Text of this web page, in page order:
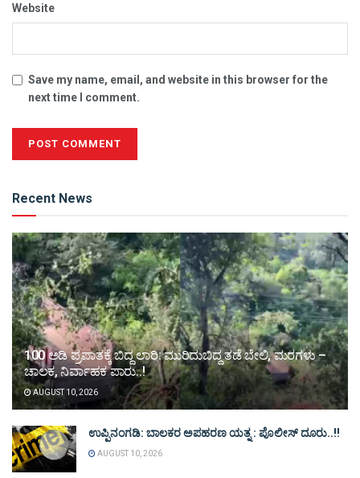
Website
Save my name, email, and website in this browser for the
next time I comment.
Recent News
100 ಅಡಿ ಪ್ರಪಾತಕ್ಕೆ ಬಿದ್ದ ಲಾರಿ: ಮುರಿದುಬಿದ್ದ ತಡೆ ಬೇಲಿ, ಮರಗಳು –
ಚಾಲಕ, ನಿರ್ವಾಹಕ ಪಾರು..!
AUGUST 10, 2026
ಉಪ್ಪಿನಂಗಡಿ: ಬಾಲಕರ ಅಪಹರಣ ಯತ್ನ : ಪೊಲೀಸ್ ದೂರು..!!
AUGUST 10, 2026